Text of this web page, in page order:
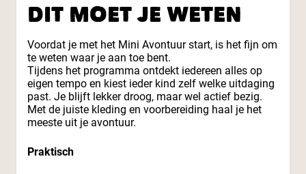
DIT MOET JE WETEN
Voordat je met het Mini Avontuur start, is het fijn om
te weten waar je aan toe bent.
Tijdens het programma ontdekt iedereen alles op
eigen tempo en kiest ieder kind zelf welke uitdaging
past. Je blijft lekker droog, maar wel actief bezig.
Met de juiste kleding en voorbereiding haal je het
meeste uit je avontuur.
Praktisch